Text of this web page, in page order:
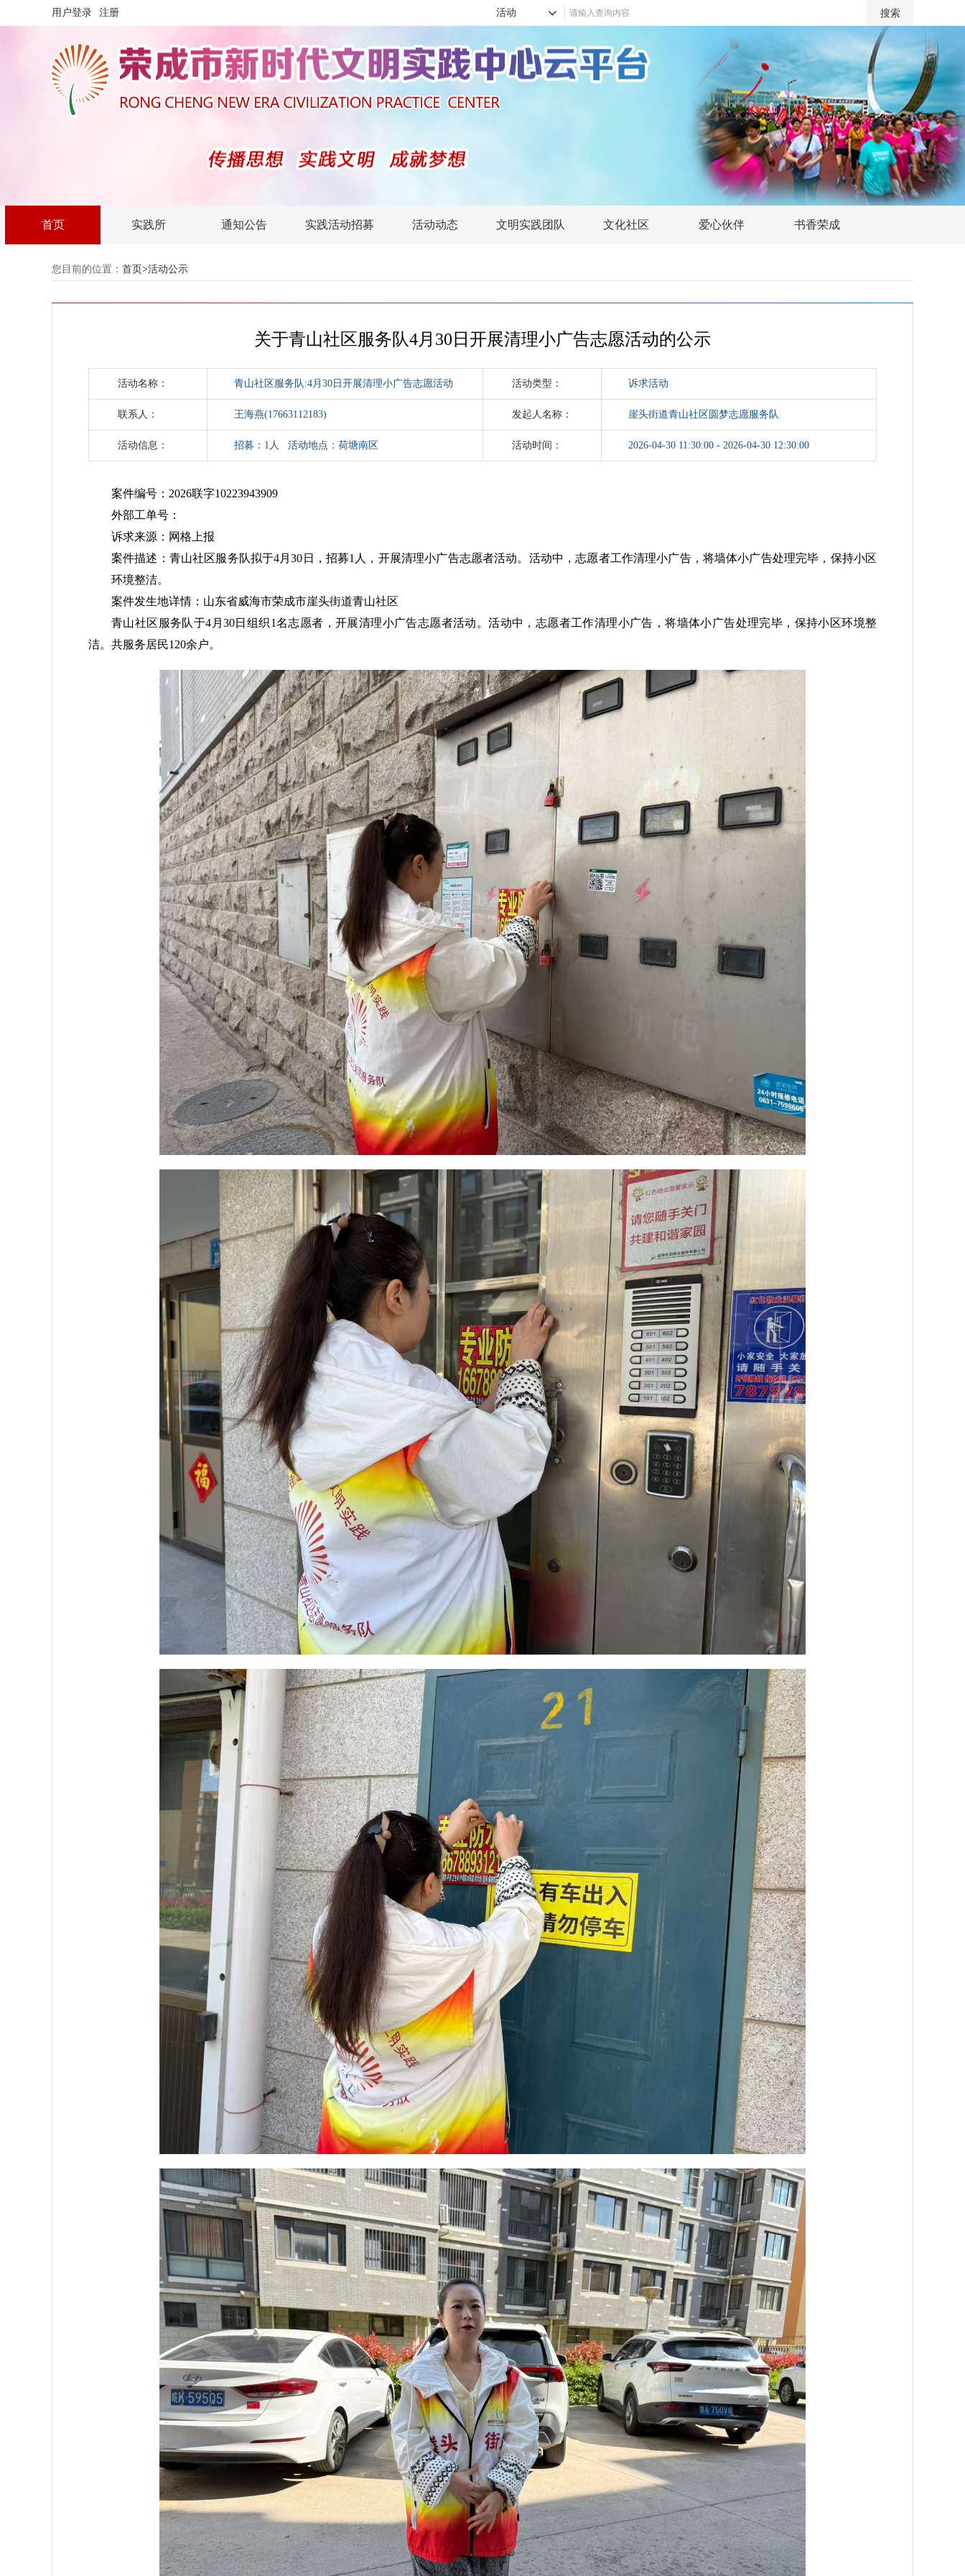
用户登录 注册 活动
首页 实践所 通知公告 实践活动招募 活动动态 文明实践团队 文化社区 爱心伙伴 书香荣成
您目前的位置： 首页>活动公示
关于青山社区服务队4月30日开展清理小广告志愿活动的公示
活动名称： 青山社区服务队:4月30日开展清理小广告志愿活动 活动类型： 诉求活动
联系人： 王海燕(17663112183) 发起人名称： 崖头街道青山社区圆梦志愿服务队
活动信息： 招募：1人 活动地点：荷塘南区 活动时间： 2026-04-30 11:30:00 - 2026-04-30 12:30:00
案件编号：2026联字10223943909
外部工单号：
诉求来源：网格上报
案件描述：青山社区服务队拟于4月30日，招募1人，开展清理小广告志愿者活动。活动中，志愿者工作清理小广告，将墙体小广告处理完毕，保持小区
环境整洁。
案件发生地详情：山东省威海市荣成市崖头街道青山社区
青山社区服务队于4月30日组织1名志愿者，开展清理小广告志愿者活动。活动中，志愿者工作清理小广告，将墙体小广告处理完毕，保持小区环境整
洁。 共服务居民120余户。